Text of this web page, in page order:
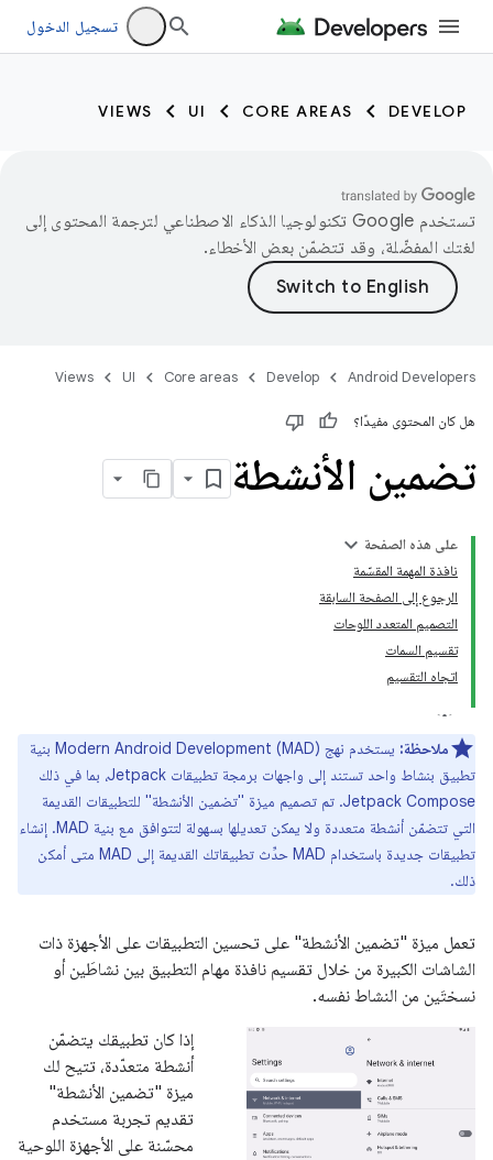
تسجيل الدخول
DEVELOP
CORE AREAS
UI
VIEWS
تستخدم Google تكنولوجيا الذكاء الاصطناعي لترجمة المحتوى إلى
لغتك المفضّلة، وقد تتضمّن بعض الأخطاء.
Android Developers
Develop
Core areas
UI
Views
هل كان المحتوى مفيدًا؟
تضمين الأنشطة
على هذه الصفحة
نافذة المهمة المقسّمة
الرجوع إلى الصفحة السابقة
التصميم المتعدد اللوحات
تقسيم السمات
اتجاه التقسيم
ملاحظة:
يستخدم نهج Modern Android Development (MAD) بنية
تطبيق بنشاط واحد تستند إلى واجهات برمجة تطبيقات Jetpack، بما في ذلك
Jetpack Compose. تم تصميم ميزة "تضمين الأنشطة" للتطبيقات القديمة
التي تتضمّن أنشطة متعددة ولا يمكن تعديلها بسهولة لتتوافق مع بنية MAD. إنشاء
تطبيقات جديدة باستخدام MAD حدِّث تطبيقاتك القديمة إلى MAD متى أمكن
ذلك.
تعمل ميزة "تضمين الأنشطة" على تحسين التطبيقات على الأجهزة ذات
الشاشات الكبيرة من خلال تقسيم نافذة مهام التطبيق بين نشاطَين أو
نسختَين من النشاط نفسه.
إذا كان تطبيقك يتضمّن
أنشطة متعدّدة، تتيح لك
ميزة "تضمين الأنشطة"
تقديم تجربة مستخدم
محسّنة على الأجهزة اللوحية